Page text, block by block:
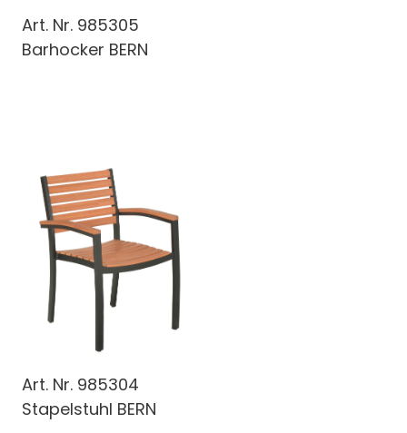
Art. Nr. 985305
Barhocker BERN
Art. Nr. 985304
Stapelstuhl BERN